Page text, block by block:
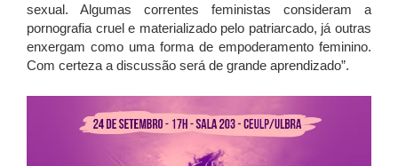
sexual. Algumas correntes feministas consideram a
pornografia cruel e materializado pelo patriarcado, já outras
enxergam como uma forma de empoderamento feminino.
Com certeza a discussão será de grande aprendizado”.